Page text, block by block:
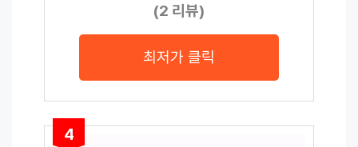
(2 리뷰)
최저가 클릭
4